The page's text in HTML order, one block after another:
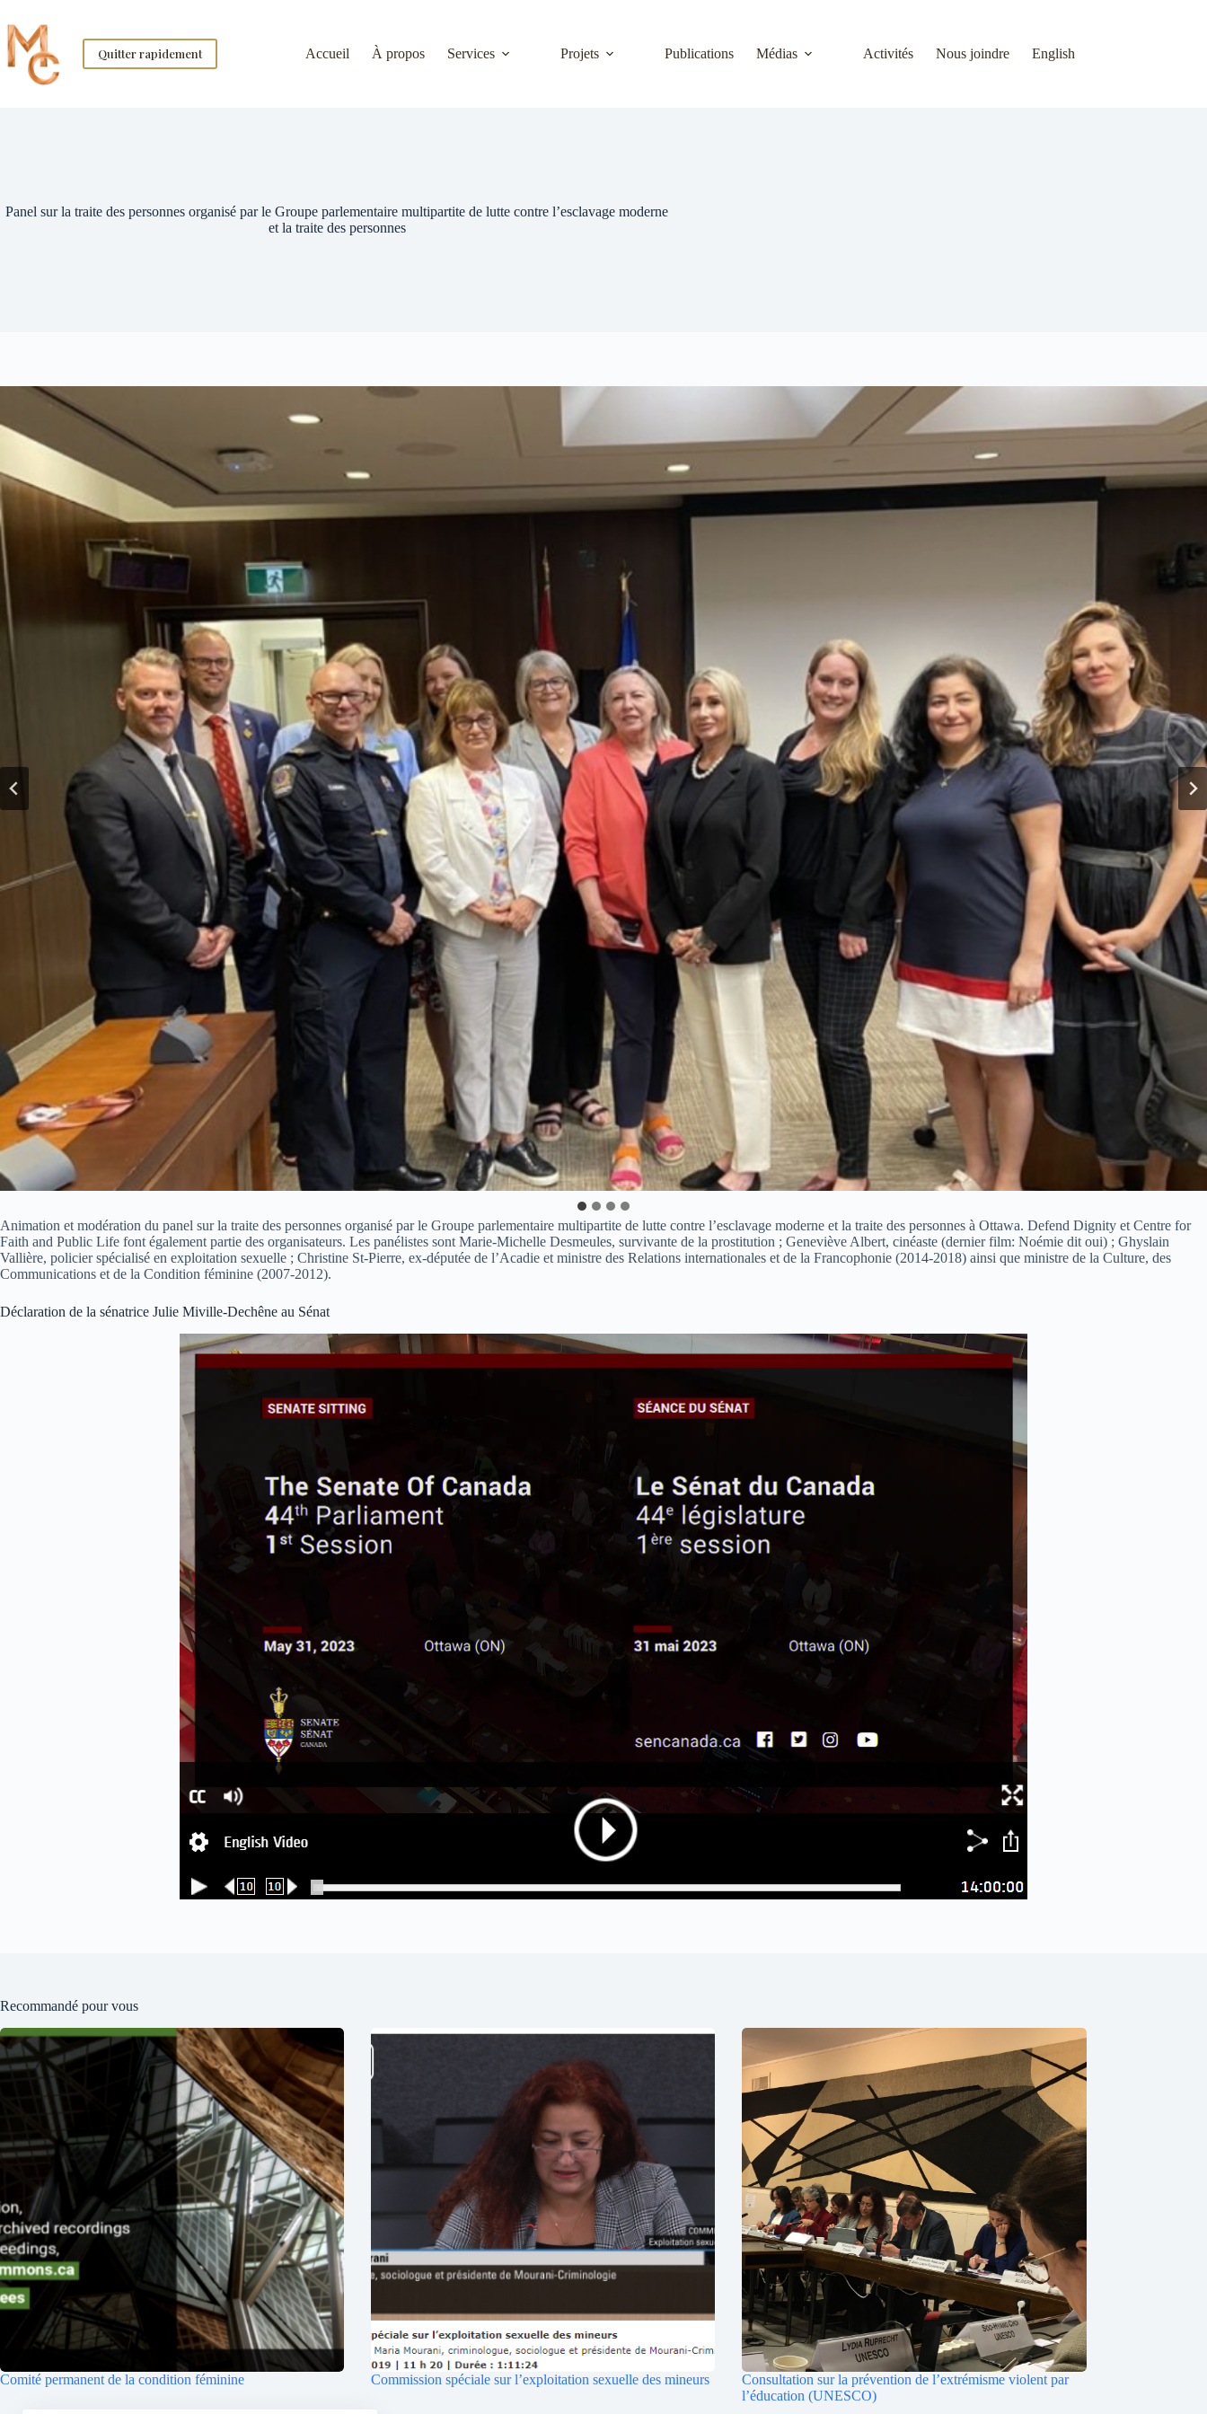
to
content
Quitter rapidement
Accueil À propos Services Projets Publications Médias Activités Nous joindre English
Panel sur la traite des personnes organisé par le Groupe parlementaire multipartite de lutte contre l’esclavage moderne
et la traite des personnes
Animation et modération du panel sur la traite des personnes organisé par le Groupe parlementaire multipartite de lutte contre l’esclavage moderne et la traite des personnes à Ottawa. Defend Dignity et Centre for
Faith and Public Life font également partie des organisateurs. Les panélistes sont Marie-Michelle Desmeules, survivante de la prostitution ; Geneviève Albert, cinéaste (dernier film: Noémie dit oui) ; Ghyslain
Vallière, policier spécialisé en exploitation sexuelle ; Christine St-Pierre, ex-députée de l’Acadie et ministre des Relations internationales et de la Francophonie (2014-2018) ainsi que ministre de la Culture, des
Communications et de la Condition féminine (2007-2012).
Déclaration de la sénatrice Julie Miville-Dechêne au Sénat
Recommandé pour vous
Comité permanent de la condition féminine Commission spéciale sur l’exploitation sexuelle des mineurs
Consultation sur la prévention de l’extrémisme violent par
l’éducation (UNESCO)